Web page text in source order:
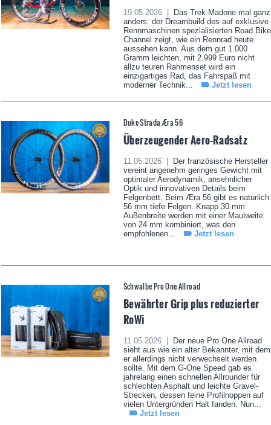
19.05.2026 |
Das Trek Madone mal ganz
anders: der Dreambuild des auf exklusive
Rennmaschinen spezialisierten Road Bike
Channel zeigt, wie ein Rennrad heute
aussehen kann. Aus dem gut 1.000
Gramm leichten, mit 2.999 Euro nicht
allzu teuren Rahmenset wird ein
einzigartiges Rad, das Fahrspaß mit
moderner Technik...
Jetzt lesen
Duke Strada Æra 56
Überzeugender Aero-Radsatz
11.05.2026 |
Der französische Hersteller
vereint angenehm geringes Gewicht mit
optimaler Aerodynamik, ansehnlicher
Optik und innovativen Details beim
Felgenbett. Beim Æra 56 gibt es natürlich
56 mm tiefe Felgen. Knapp 30 mm
Außenbreite werden mit einer Maulweite
von 24 mm kombiniert, was den
empfohlenen...
Jetzt lesen
Schwalbe Pro One Allroad
Bewährter Grip plus reduzierter
RoWi
11.05.2026 |
Der neue Pro One Allroad
sieht aus wie ein alter Bekannter, mit dem
er allerdings nicht verwechselt werden
sollte. Mit dem G-One Speed gab es
jahrelang einen schnellen Allrounder für
schlechten Asphalt und leichte Gravel-
Strecken, dessen feine Profilnoppen auf
vielen Untergründen Halt fanden. Nun...
Jetzt lesen